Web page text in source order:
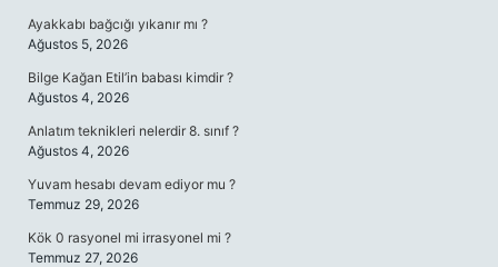
Ayakkabı bağcığı yıkanır mı ?
Ağustos 5, 2026
Bilge Kağan Etil’in babası kimdir ?
Ağustos 4, 2026
Anlatım teknikleri nelerdir 8. sınıf ?
Ağustos 4, 2026
Yuvam hesabı devam ediyor mu ?
Temmuz 29, 2026
Kök 0 rasyonel mi irrasyonel mi ?
Temmuz 27, 2026